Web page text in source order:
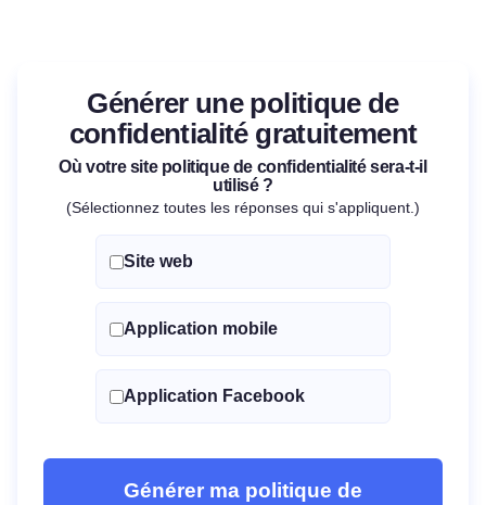
Générer une politique de
confidentialité gratuitement
Où votre site politique de confidentialité sera-t-il
utilisé ?
(Sélectionnez toutes les réponses qui s'appliquent.)
Site web
Application mobile
Application Facebook
Générer ma politique de